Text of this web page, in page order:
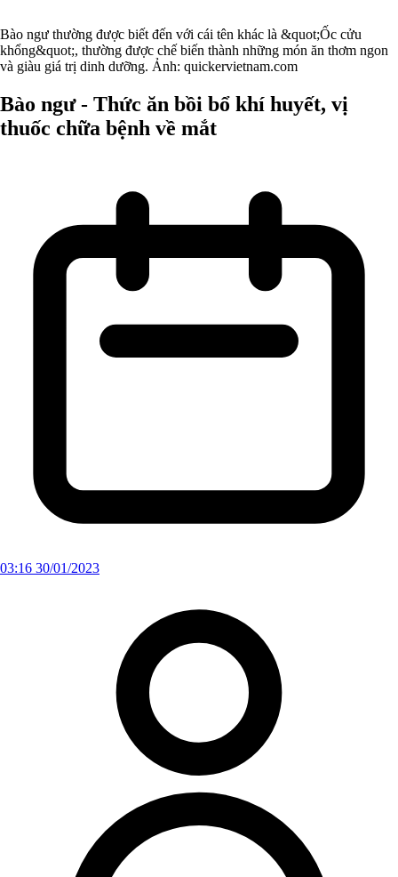
Bào ngư thường được biết đến với cái tên khác là &quot;Ốc cửu
khổng&quot;, thường được chế biến thành những món ăn thơm ngon
và giàu giá trị dinh dưỡng. Ảnh: quickervietnam.com
Bào ngư - Thức ăn bồi bổ khí huyết, vị
thuốc chữa bệnh về mắt
03:16 30/01/2023